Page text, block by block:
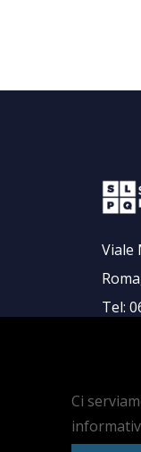
Ci
Viale
Tel: